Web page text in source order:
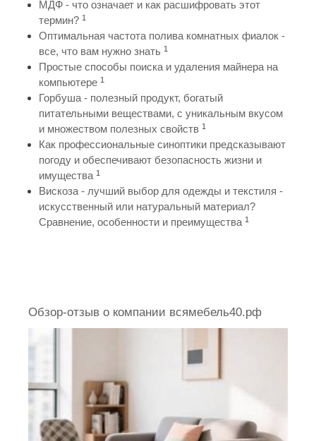
МДФ - что означает и как расшифровать этот
термин? 1
Оптимальная частота полива комнатных фиалок -
все, что вам нужно знать 1
Простые способы поиска и удаления майнера на
компьютере 1
Горбуша - полезный продукт, богатый
питательными веществами, с уникальным вкусом
и множеством полезных свойств 1
Как профессиональные синоптики предсказывают
погоду и обеспечивают безопасность жизни и
имущества 1
Вискоза - лучший выбор для одежды и текстиля -
искусственный или натуральный материал?
Сравнение, особенности и преимущества 1
Обзор-отзыв о компании всямебель40.рф